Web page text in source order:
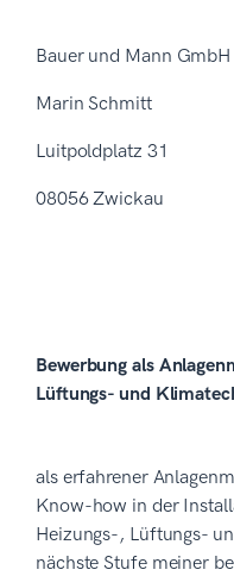
Bauer und Mann GmbH
Marin Schmitt
Luitpoldplatz 31
08056 Zwickau
Bewerbung als
Lüftungs- und
als erfahrener
Know-how in der
Heizungs-, Lüftungs-
nächste Stufe meiner